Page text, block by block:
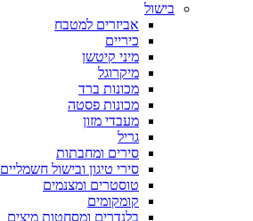
בישול
אביזרים למטבח
כיריים
מיני קיטשן
מיקרוגל
מכונות ברד
מכונות פסטה
מעבדי מזון
גריל
סירים ומחבתות
סירי טיגון ובישול חשמליים
טוסטרים ומצנמים
קומקומים
בלנדרים ומסחטות מיצים